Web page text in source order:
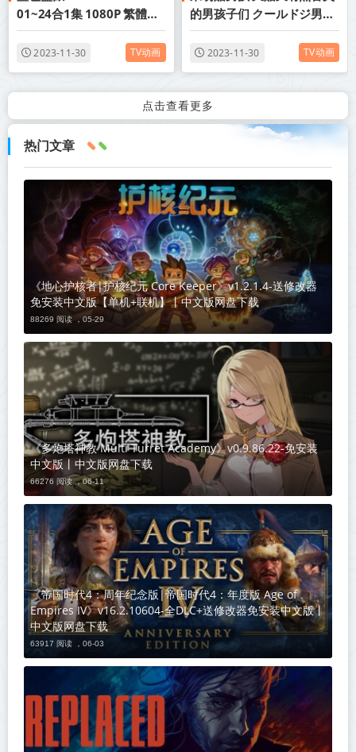
01~24合1集 1080P 繁體內
嵌 2022年十月新番
2023-11-30 TV动画
的男孩子们 クールドジ男子
Cool Doji Danshi S01 01-
24合集 简繁字幕1080p
2023-11-30 TV动画
点击查看更多
热门文章
《地心护核者|护核纪元 Core Keeper》v1.2.1.4-送修改器
免安装中文版【单机+联机】丨中文版网盘下载
88269 阅读 ，05-29
《多炮塔神教 Multi Turret Academy》v0.9.86.22-免安装
中文版丨中文版网盘下载
66276 阅读 ，06-11
《帝国时代4：周年纪念版|帝国时代4：年度版 Age of
Empires IV》v16.2.10604-全DLC+送修改器免安装中文版丨
中文版网盘下载
63917 阅读 ， 06-03